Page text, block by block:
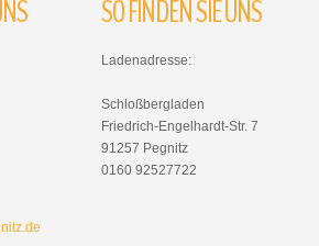
SOFINDENSIEUNS
Ladenadresse:
Schloßbergladen
Friedrich-Engelhardt-Str. 7
91257 Pegnitz
0160 92527722